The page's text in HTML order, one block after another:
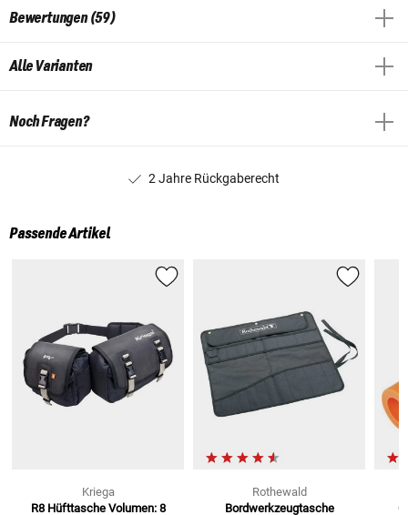
Bewertungen (59)
Alle Varianten
Noch Fragen?
2 Jahre Rückgaberecht
Passende Artikel
Kriega
R8 Hüfttasche Volumen: 8
Rothewald
Bordwerkzeugtasche